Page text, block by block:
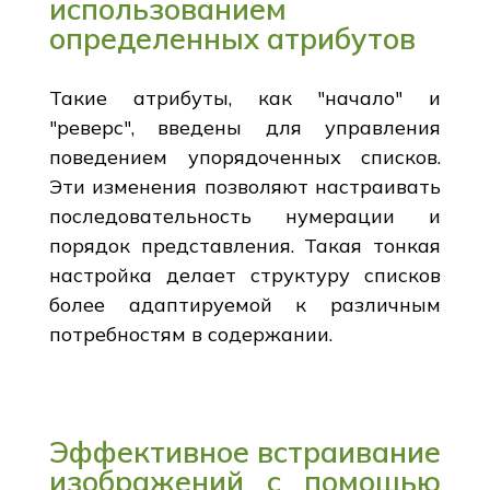
использованием
определенных атрибутов
Такие атрибуты, как "начало" и
"реверс", введены для управления
поведением упорядоченных списков.
Эти изменения позволяют настраивать
последовательность нумерации и
порядок представления. Такая тонкая
настройка делает структуру списков
более адаптируемой к различным
потребностям в содержании.
Эффективное встраивание
изображений с помощью